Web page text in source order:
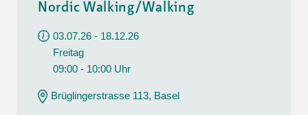
Nordic Walking/Walking
03.07.26 - 18.12.26
Freitag
09:00 - 10:00 Uhr
Brüglingerstrasse 113, Basel